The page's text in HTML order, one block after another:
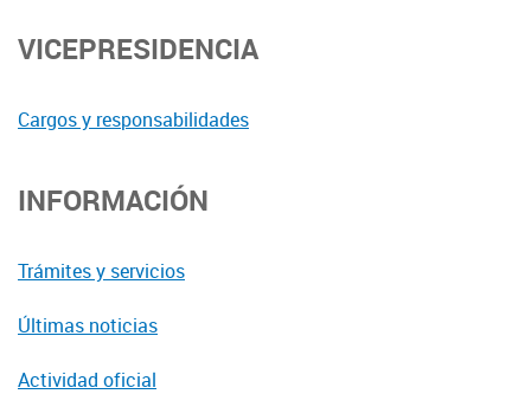
VICEPRESIDENCIA
Cargos y responsabilidades
INFORMACIÓN
Trámites y servicios
Últimas noticias
Actividad oficial